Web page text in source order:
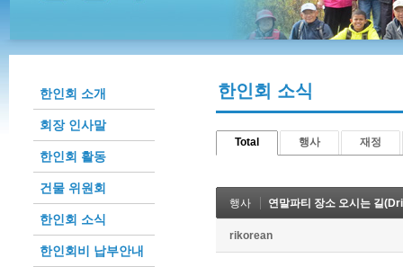
한인회 소개
회장 인사말
한인회 활동
건물 위원회
한인회 소식
한인회비 납부안내
한인회 소식
Total 행사 재정
행사 연말파티 장소 오시는 길
rikorean